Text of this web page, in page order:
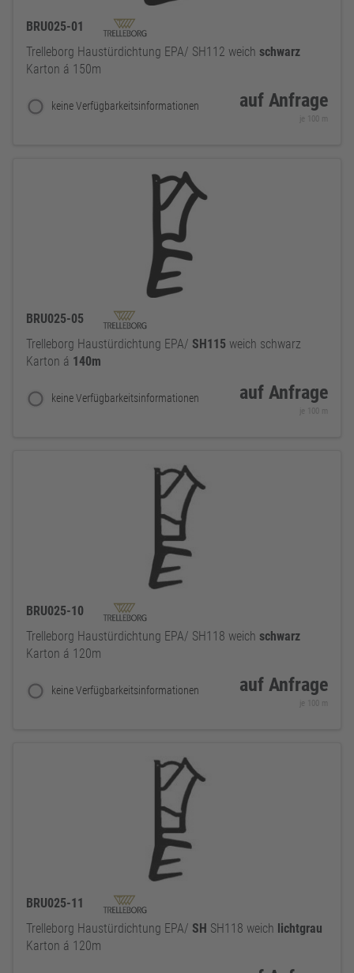
BRU025-01
Trelleborg Haustürdichtung EPA/ SH112 weich schwarz
Karton á 150m
keine Verfügbarkeitsinformationen auf Anfrage
je 100 m
BRU025-05
Trelleborg Haustürdichtung EPA/ SH115 weich schwarz
Karton á 140m
keine Verfügbarkeitsinformationen auf Anfrage
je 100 m
BRU025-10
Trelleborg Haustürdichtung EPA/ SH118 weich schwarz
Karton á 120m
keine Verfügbarkeitsinformationen auf Anfrage
je 100 m
BRU025-11
Trelleborg Haustürdichtung EPA/ SH SH118 weich lichtgrau
Karton á 120m